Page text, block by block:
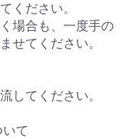
ください。
場合も、一度手の
せてください。
してください。
て